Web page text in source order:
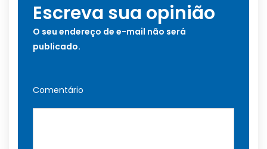
Escreva sua opinião
O seu endereço de e-mail não será
publicado.
Comentário